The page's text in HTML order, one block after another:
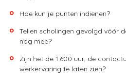
Hoe kun je punten indienen?
Tellen scholingen gevolgd vóór
nog mee?
Zijn het de 1.600 uur, de
werkervaring te laten zien?